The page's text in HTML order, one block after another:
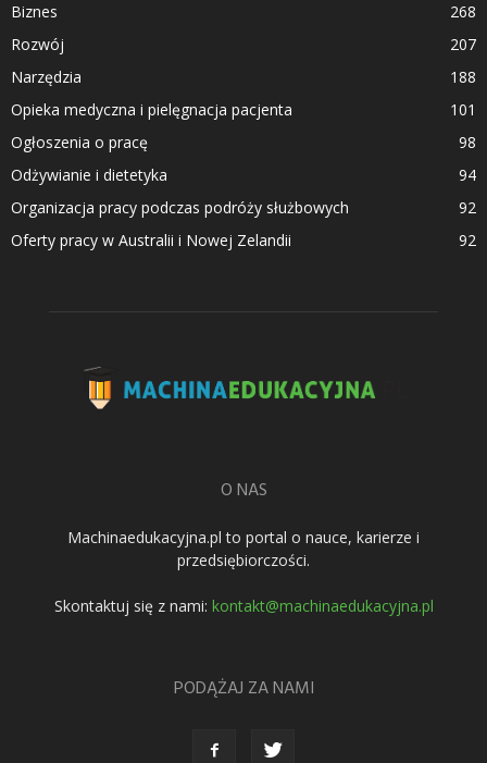
Biznes
268
Rozwój
207
Narzędzia
188
Opieka medyczna i pielęgnacja pacjenta
101
Ogłoszenia o pracę
98
Odżywianie i dietetyka
94
Organizacja pracy podczas podróży służbowych
92
Oferty pracy w Australii i Nowej Zelandii
92
O NAS
Machinaedukacyjna.pl to portal o nauce, karierze i
przedsiębiorczości.
Skontaktuj się z nami: kontakt@machinaedukacyjna.pl
PODĄŻAJ ZA NAMI